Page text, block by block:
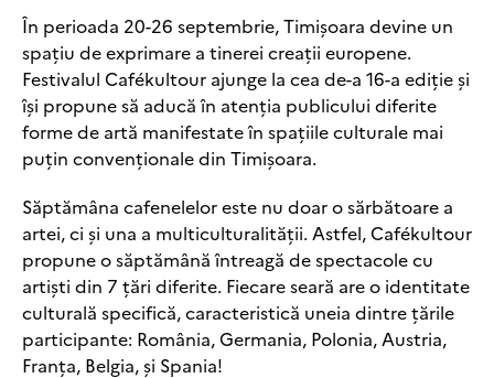
În perioada 20-26 septembrie, Timișoara devine un
spațiu de exprimare a tinerei creații europene.
Festivalul Cafékultour ajunge la cea de-a 16-a ediție și
își propune să aducă în atenția publicului diferite
forme de artă manifestate în spațiile culturale mai
puțin convenționale din Timișoara.
Săptămâna cafenelelor este nu doar o sărbătoare a
artei, ci și una a multiculturalității. Astfel, Cafékultour
propune o săptămână întreagă de spectacole cu
artiști din 7 țări diferite. Fiecare seară are o identitate
culturală specifică, caracteristică uneia dintre țările
participante: România, Germania, Polonia, Austria,
Franța, Belgia, și Spania!